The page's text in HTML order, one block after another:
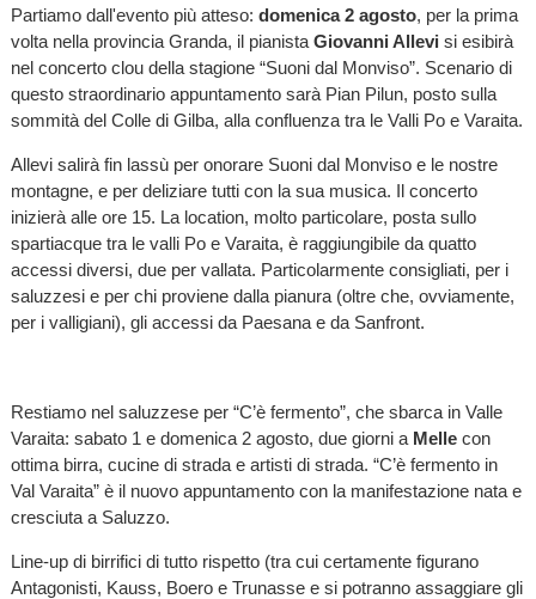
Partiamo dall'evento più atteso: domenica 2 agosto, per la prima
volta nella provincia Granda, il pianista Giovanni Allevi si esibirà
nel concerto clou della stagione “Suoni dal Monviso”. Scenario di
questo straordinario appuntamento sarà Pian Pilun, posto sulla
sommità del Colle di Gilba, alla confluenza tra le Valli Po e Varaita.
Allevi salirà fin lassù per onorare Suoni dal Monviso e le nostre
montagne, e per deliziare tutti con la sua musica. Il concerto
inizierà alle ore 15. La location, molto particolare, posta sullo
spartiacque tra le valli Po e Varaita, è raggiungibile da quatto
accessi diversi, due per vallata. Particolarmente consigliati, per i
saluzzesi e per chi proviene dalla pianura (oltre che, ovviamente,
per i valligiani), gli accessi da Paesana e da Sanfront.
Restiamo nel saluzzese per “C’è fermento”, che sbarca in Valle
Varaita: sabato 1 e domenica 2 agosto, due giorni aMelle con
ottima birra, cucine di strada e artisti di strada. “C’è fermento in
Val Varaita” è il nuovo appuntamento con la manifestazione nata e
cresciuta a Saluzzo.
Line-up di birrifici di tutto rispetto (tra cui certamente figurano
Antagonisti, Kauss, Boero e Trunasse e si potranno assaggiare gli